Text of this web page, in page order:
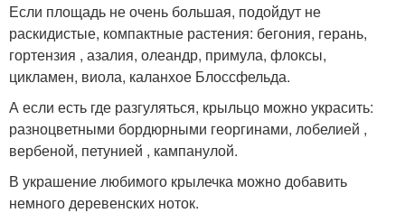
Если площадь не очень большая, подойдут не
раскидистые, компактные растения: бегония, герань,
гортензия , азалия, олеандр, примула, флоксы,
цикламен, виола, каланхое Блоссфельда.
А если есть где разгуляться, крыльцо можно украсить:
разноцветными бордюрными георгинами, лобелией ,
вербеной, петунией , кампанулой.
В украшение любимого крылечка можно добавить
немного деревенских ноток.